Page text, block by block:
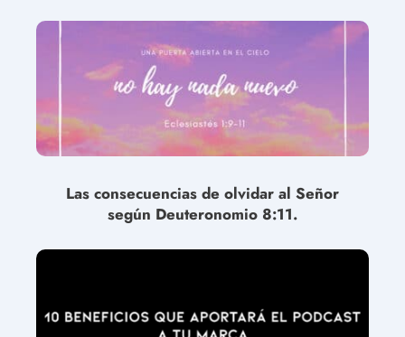
Las consecuencias de olvidar al Señor
según Deuteronomio 8:11.